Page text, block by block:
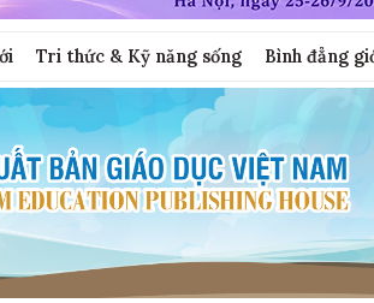
Tri thức & Kỹ năng sống Bình đẳng